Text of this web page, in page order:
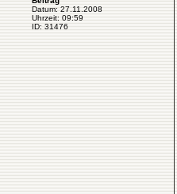
Datum: 27.11.2008
Uhrzeit: 09:59
ID: 31476